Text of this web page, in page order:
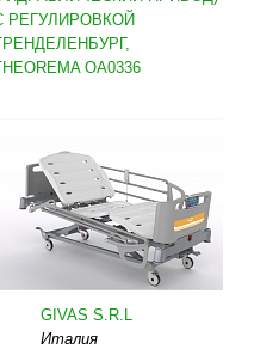
РЕГУЛИРОВКОЙ
OA0336
GIVAS S.R.L
Италия